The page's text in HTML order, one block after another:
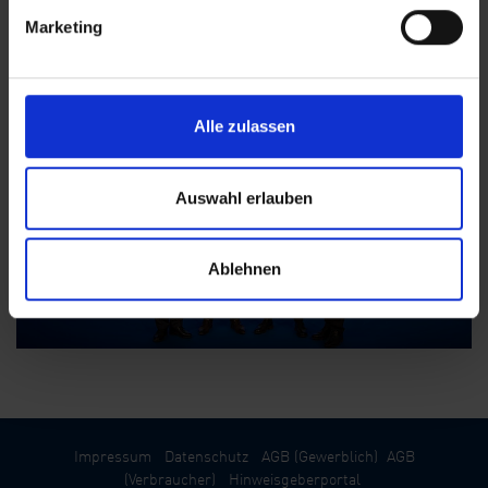
Marketing
Alle zulassen
Auswahl erlauben
Ablehnen
Impressum Datenschutz AGB (Gewerblich) AGB
(Verbraucher)
Hinweisgeberportal